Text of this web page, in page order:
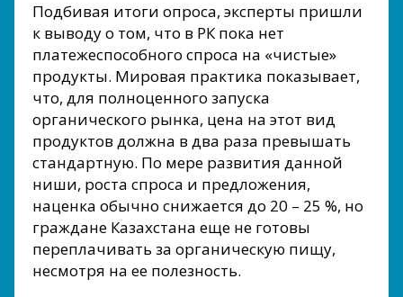
Подбивая итоги опроса, эксперты пришли
к выводу о том, что в РК пока нет
платежеспособного спроса на «чистые»
продукты. Мировая практика показывает,
что, для полноценного запуска
органического рынка, цена на этот вид
продуктов должна в два раза превышать
стандартную. По мере развития данной
ниши, роста спроса и предложения,
наценка обычно снижается до 20 – 25 %, но
граждане Казахстана еще не готовы
переплачивать за органическую пищу,
несмотря на ее полезность.